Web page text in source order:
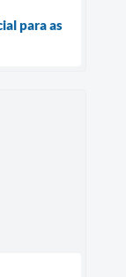
para as